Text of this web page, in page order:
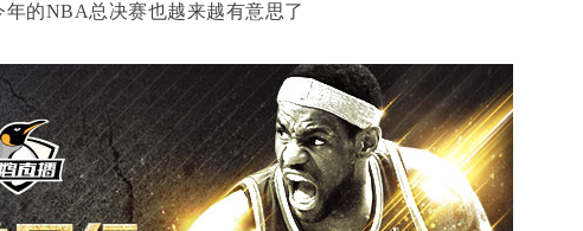
年的NBA总决赛也越来越有意思了